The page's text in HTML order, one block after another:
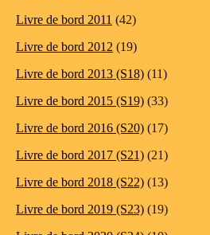
Livre de bord 2011 (42)
Livre de bord 2012 (19)
Livre de bord 2013 (S18) (11)
Livre de bord 2015 (S19) (33)
Livre de bord 2016 (S20) (17)
Livre de bord 2017 (S21) (21)
Livre de bord 2018 (S22) (13)
Livre de bord 2019 (S23) (19)